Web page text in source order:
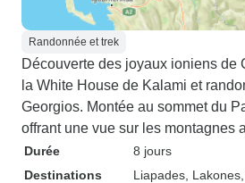
Randonnée et trek
Découverte des joyaux ioniens de
la White House de Kalami et
Georgios. Montée au sommet du
offrant une vue sur les montagnes
Durée
8 jours
Destinations
Liapades , Lakones